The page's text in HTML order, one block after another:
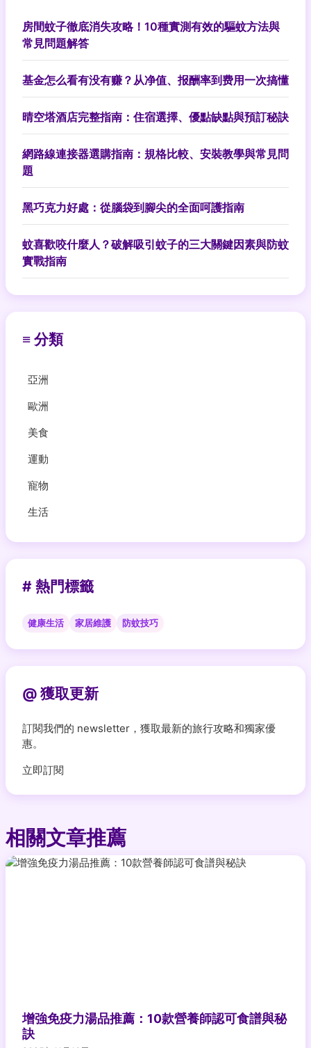
房間蚊子徹底消失攻略！10種實測有效的驅蚊方法與
常見問題解答
基金怎么看有没有赚？从净值、报酬率到费用一次搞懂
晴空塔酒店完整指南：住宿選擇、優點缺點與預訂秘訣
網路線連接器選購指南：規格比較、安裝教學與常見問
題
黑巧克力好處：從腦袋到腳尖的全面呵護指南
蚊喜歡咬什麼人？破解吸引蚊子的三大關鍵因素與防蚊
實戰指南
≡ 分類
亞洲
歐洲
美食
運動
寵物
生活
# 熱門標籤
健康生活 家居維護 防蚊技巧
@ 獲取更新
訂閱我們的 newsletter，獲取最新的旅行攻略和獨家優
惠。
立即訂閱
相關文章推薦
增強免疫力湯品推薦：10款營養師認可食譜與秘
訣